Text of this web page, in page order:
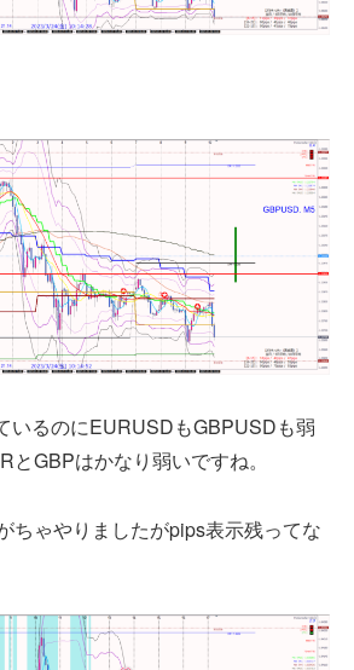
いるのにEURUSDもGBPUSDも弱
とGBPはかなり弱いですね。
ちゃやりましたがpips表示残ってな